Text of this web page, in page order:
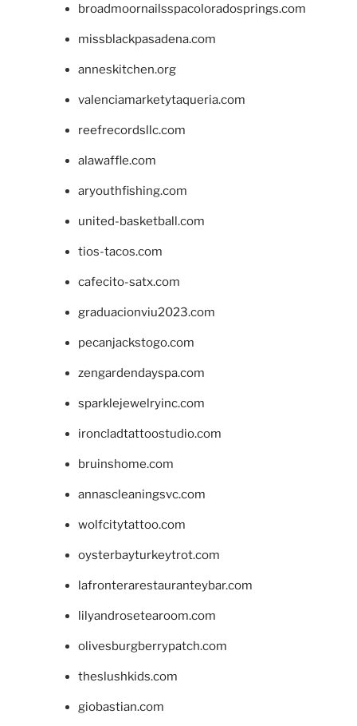
broadmoornailsspacoloradosprings.com
missblackpasadena.com
anneskitchen.org
valenciamarketytaqueria.com
reefrecordsllc.com
alawaffle.com
aryouthfishing.com
united-basketball.com
tios-tacos.com
cafecito-satx.com
graduacionviu2023.com
pecanjackstogo.com
zengardendayspa.com
sparklejewelryinc.com
ironcladtattoostudio.com
bruinshome.com
annascleaningsvc.com
wolfcitytattoo.com
oysterbayturkeytrot.com
lafronterarestauranteybar.com
lilyandrosetearoom.com
olivesburgberrypatch.com
theslushkids.com
giobastian.com